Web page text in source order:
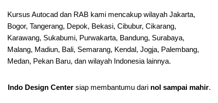
Kursus Autocad dan RAB kami mencakup wilayah Jakarta,
Bogor, Tangerang, Depok, Bekasi, Cibubur, Cikarang,
Karawang, Sukabumi, Purwakarta, Bandung, Surabaya,
Malang, Madiun, Bali, Semarang, Kendal, Jogja, Palembang,
Medan, Pekan Baru, dan wilayah Indonesia lainnya.
Indo Design Centersiap membantumu dari nol sampai mahir.